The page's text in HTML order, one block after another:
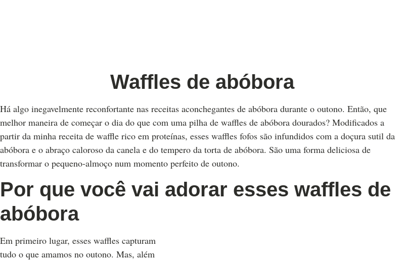
Waffles de abóbora
Há algo inegavelmente reconfortante nas receitas aconchegantes de abóbora durante o outono. Então, que
melhor maneira de começar o dia do que com uma pilha de waffles de abóbora dourados? Modificados a
partir da minha receita de waffle rico em proteínas, esses waffles fofos são infundidos com a doçura sutil da
abóbora e o abraço caloroso da canela e do tempero da torta de abóbora. São uma forma deliciosa de
transformar o pequeno-almoço num momento perfeito de outono.
Por que você vai adorar esses waffles de
abóbora
Em primeiro lugar, esses waffles capturam
tudo o que amamos no outono. Mas, além